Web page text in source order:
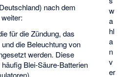
w
a
hl
a
n
v
er
nach dem
für die Zündung, das
die Beleuchtung von
werden. Diese
Blei-Säure-Batterien